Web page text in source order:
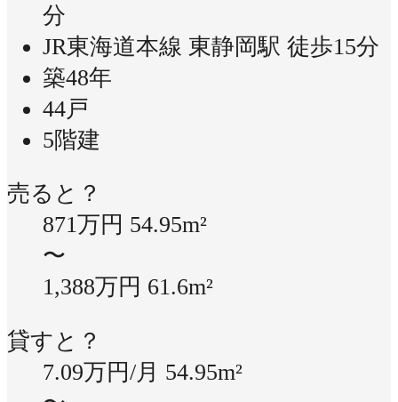
分
JR東海道本線 東静岡駅 徒歩15分
築48年
44戸
5階建
売ると？
871万円 54.95m²
〜
1,388万円 61.6m²
貸すと？
7.09万円/月 54.95m²